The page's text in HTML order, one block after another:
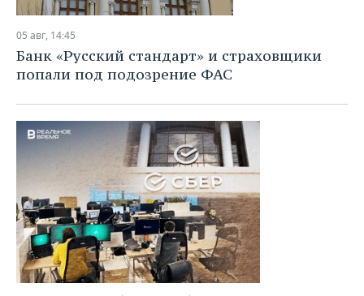
НЕФТЕХИМИЯ
НЕФТЬ
ОПК
ЭНЕРГЕТИКА
РОЗНИЧНАЯ ТОРГОВЛЯ
ТРАНСПОРТ
УСЛУГИ
НОВОСТИ ТЕХНОЛОГИЙ
МЕДИА
ТЕЛЕКОММУНИКАЦИИ
МЕРОПРИЯТИЯ
НОВОСТИ МЕРОПРИЯТИЙ
ВЫЕЗДНАЯ РЕДАКЦИЯ
БИЗНЕС-БРАНЧИ
ONLINE-КОНФЕРЕНЦИИ
ОТКРЫТАЯ ЛЕКЦИЯ
СПОРТ
НОВОСТИ СПОРТА
ФУТБОЛ
ХОККЕЙ
БАСКЕТБОЛ
ВОЛЕЙБОЛ
ОБЩЕСТВО
НОВОСТИ ОБЩЕСТВА
ВЛАСТЬ
ИНФРАСТРУКТУРА
ИСТОРИЯ
ФОТОГАЛЕРЕЯ
СЮЖЕТЫ
СПРАВОЧНИК
СПИСОК ПЕРСОН
СПИСОК КОМПАНИЙ
ПОЛНАЯ ВЕРСИЯ
05 авг, 14:45
Банк «Русский стандарт» и страховщики
попали под подозрение ФАС